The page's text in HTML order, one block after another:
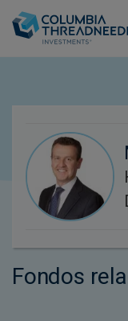
Fondos